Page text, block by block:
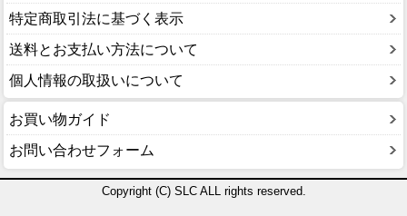
特定商取引法に基づく表示
送料とお支払い方法について
個人情報の取扱いについて
お買い物ガイド
お問い合わせフォーム
Copyright (C) SLC ALL rights reserved.